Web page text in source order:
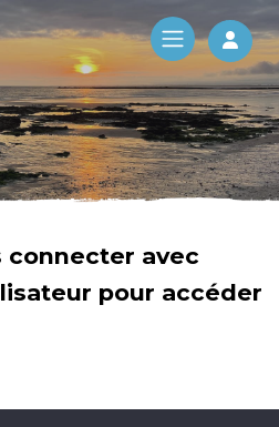
Log
connecter avec
pour accéder